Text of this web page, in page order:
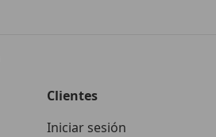
Clientes
Iniciar sesión